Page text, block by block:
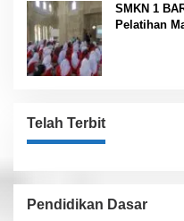
SMKN 1
Pelatihan
Telah Terbit
Pendidikan Dasar